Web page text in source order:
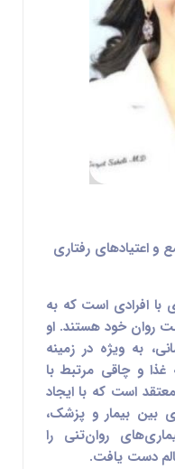
اعتیادهای رفتاری
با افرادی است که به
روان خود هستند. او
به ویژه در زمینه
غذا و چاقی مرتبط با
است که با ایجاد
بین بیمار و پزشک،
روان‌تنی را
دست یافت.